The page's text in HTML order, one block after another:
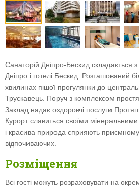
Санаторій Дніпро-Бескид складається
Дніпро і готелі Бескид. Розташований
хвилинах пішої прогулянки до
Трускавець. Поруч з комплексом
Заклад надає оздоровчі послуги
Курорт славиться своїми
і красива природа сприяють
відпочиваючих.
Розміщення
Всі гості можуть розраховувати на